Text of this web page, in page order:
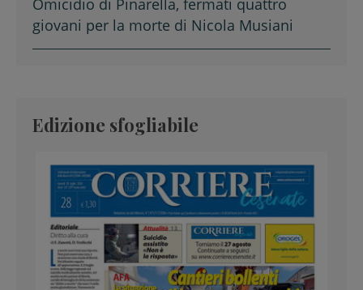
Omicidio di Pinarella, fermati quattro
giovani per la morte di Nicola Musiani
Edizione sfogliabile